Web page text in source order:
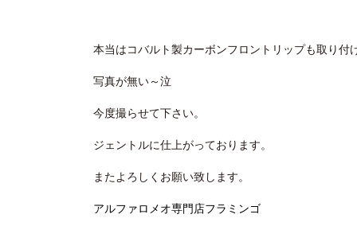
本当はコバルト製カーボンフロントリップも取り付
写真が無い～泣
今度撮らせて下さい。
ジェントルに仕上がっております。
またよろしくお願い致します。
アルファロメオ専門店フラミンゴ